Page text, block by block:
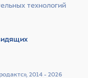
2014 - 2026
технологий